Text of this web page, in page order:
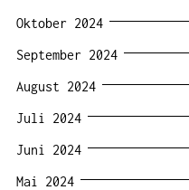
Oktober 2024
September 2024
August 2024
Juli 2024
Juni 2024
Mai 2024